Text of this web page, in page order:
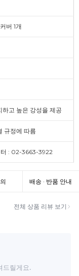
버 1개
고 높은 강성을 제공
규정에 따름
터 : 02-3663-3922
배송 · 반품 안내